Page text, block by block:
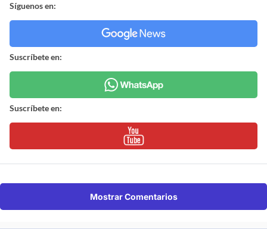
Síguenos en:
Suscríbete en:
Suscríbete en:
Mostrar Comentarios